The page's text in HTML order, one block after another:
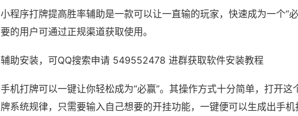
小程序打牌提高胜率辅助是一款可以让一直输的玩家，快速成为一个“
要的用户可通过正规渠道获取使用。
辅助安装，可QQ搜索申请 549552478 进群获取软件安装教程
手机打牌可以一键让你轻松成为“必赢”。其操作方式十分简单，打开
牌系统规律，只需要输入自己想要的开挂功能，一键便可以生成出手